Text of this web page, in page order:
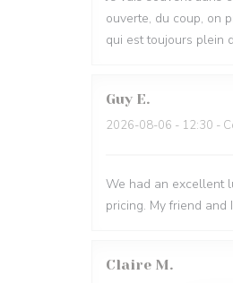
ouverte, du coup, on
qui est toujours plein
Guy E
2026-08-06 - 12:30 -
We had an excellent
pricing. My friend
Claire M